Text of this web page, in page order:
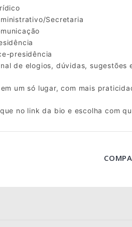
Secretaria
presidência
de elogios, dúvidas, sugestões
um só lugar, com mais
no link da bio e escolha com